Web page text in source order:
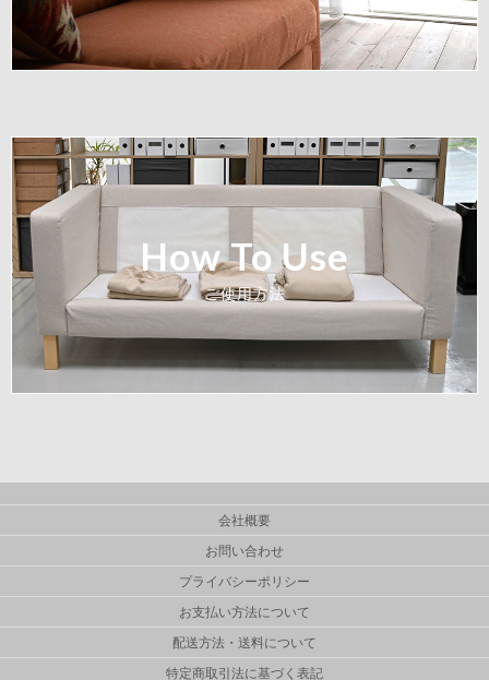
How To Use
ご使用方法
会社概要
お問い合わせ
プライバシーポリシー
お支払い方法について
配送方法・送料について
特定商取引法に基づく表記